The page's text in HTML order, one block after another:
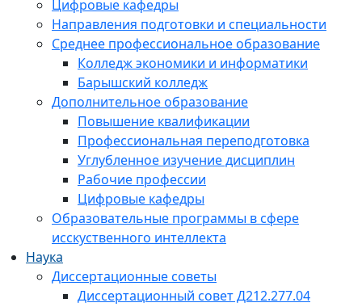
Цифровые кафедры
Направления подготовки и специальности
Среднее профессиональное образование
Колледж экономики и информатики
Барышский колледж
Дополнительное образование
Повышение квалификации
Профессиональная переподготовка
Углубленное изучение дисциплин
Рабочие профессии
Цифровые кафедры
Образовательные программы в сфере
исскуственного интеллекта
Наука
Диссертационные советы
Диссертационный совет Д212.277.04